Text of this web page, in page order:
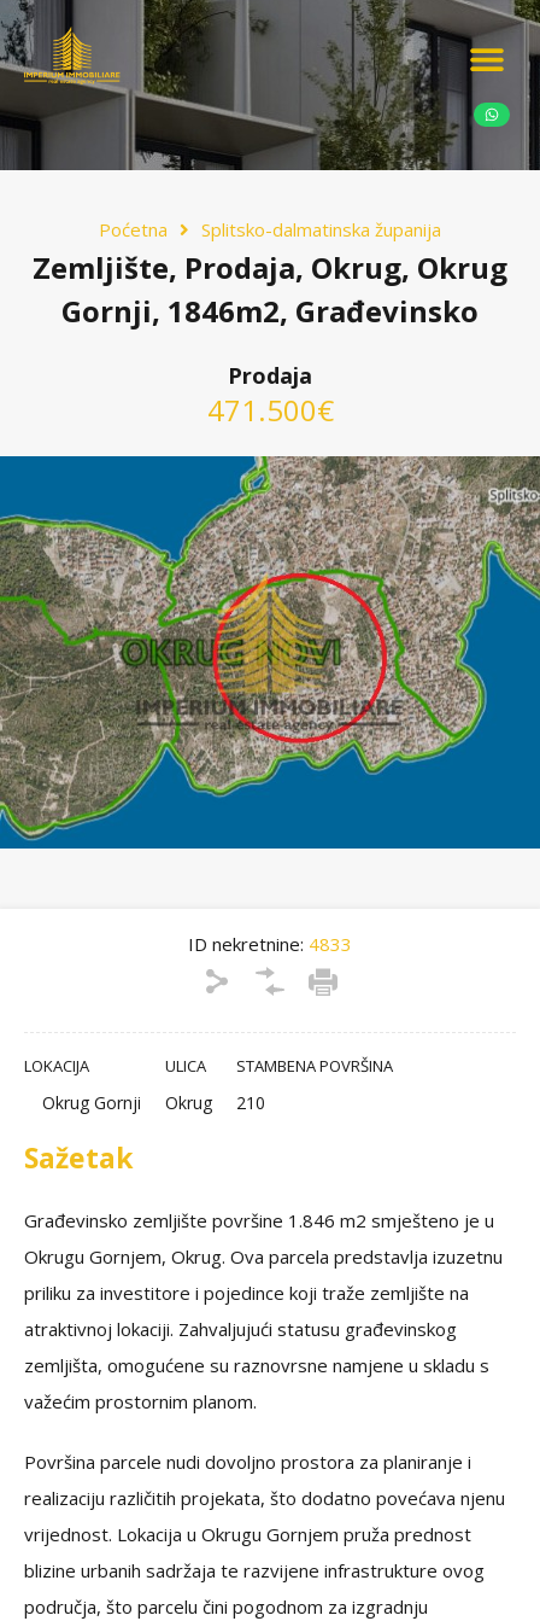
Poćetna Splitsko-dalmatinska županija
Zemljište, Prodaja, Okrug, Okrug
Gornji, 1846m2, Građevinsko
Prodaja
471.500€
ID nekretnine: 4833
LOKACIJA
Okrug Gornji
ULICA
Okrug
STAMBENA POVRŠINA
210
Sažetak
Građevinsko zemljište površine 1.846 m2 smješteno je u
Okrugu Gornjem, Okrug. Ova parcela predstavlja izuzetnu
priliku za investitore i pojedince koji traže zemljište na
atraktivnoj lokaciji. Zahvaljujući statusu građevinskog
zemljišta, omogućene su raznovrsne namjene u skladu s
važećim prostornim planom.
Površina parcele nudi dovoljno prostora za planiranje i
realizaciju različitih projekata, što dodatno povećava njenu
vrijednost. Lokacija u Okrugu Gornjem pruža prednost
blizine urbanih sadržaja te razvijene infrastrukture ovog
područja, što parcelu čini pogodnom za izgradnju